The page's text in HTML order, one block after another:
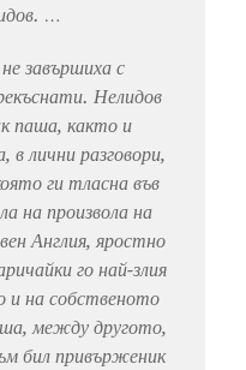
…
завършиха с
Нелидов
паша, както и
в лични разговори,
ги тласна във
на произвола на
Англия, яростно
го най-злия
и на собственото
между другото,
бил привърженик